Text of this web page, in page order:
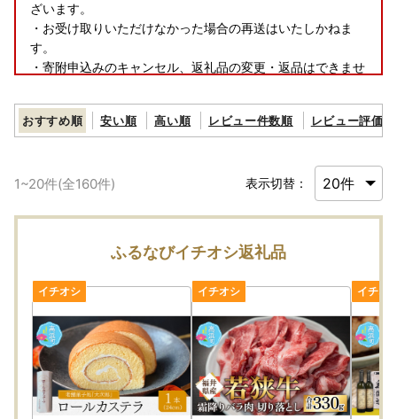
ざいます。
・お受け取りいただけなかった場合の再送はいたしかねま
す。
・寄附申込みのキャンセル、返礼品の変更・返品はできませ
あらかじめご了承ください。
〈プライバシーポリシー（個人情報保護方針）について〉
お客様からいただいた個人情報は、高浜町が責任をもって管
理し、関係法令で定められた場合を除き、第三者に譲渡した
り、提供したりすることはございません。なお、お客様から
いただいた個人情報は、商品の発送、事務連絡、いただいた
ふるさと納税の使い道に関する報告、高浜町が主催・出展す
るふるさと納税関連イベント情報の提供及び高浜町のふるさ
と納税に関する情報提供のために使用させていただき、その
手段として、電子メールの配信やパンフレット等の資料の郵
送をさせていただくことがあります。
御不明な点や、電子メールの配信又は資料の郵送停止等のご
希望がございましたら、ふるさと納税担当(contact-takaha
おすすめ順 安い順 高い順 レビュー件数順 レビュー評価順
1~20件(全160件) 表示切替：
ふるなびイチオシ返礼品